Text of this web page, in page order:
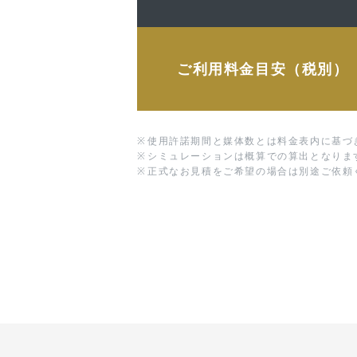
ご利用料金目安（税別）
※ 使用許諾期間と媒体数とは料金表内に基づ
※ シミュレーションは概算での算出となりま
※ 正式なお見積をご希望の場合は別途ご依頼